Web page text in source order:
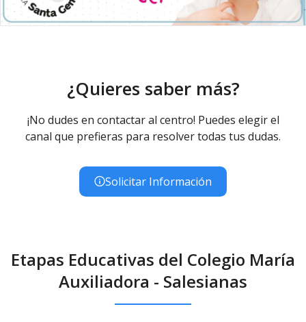
¿Quieres saber más?
¡No dudes en contactar al centro! Puedes elegir el
canal que prefieras para resolver todas tus dudas.
Solicitar Información
Etapas Educativas del Colegio María
Auxiliadora - Salesianas